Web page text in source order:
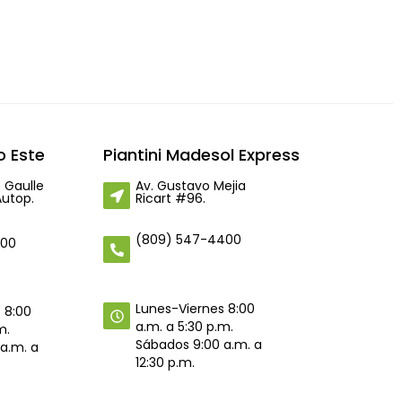
Este
Gaulle
8:00
a
Piantini Madesol Express
Av. Gustavo Mejia
Ricart #96.
(809) 547-4400
Lunes-Viernes 8:00
a.m. a 5:30 p.m.
Sábados 9:00 a.m. a
12:30 p.m.